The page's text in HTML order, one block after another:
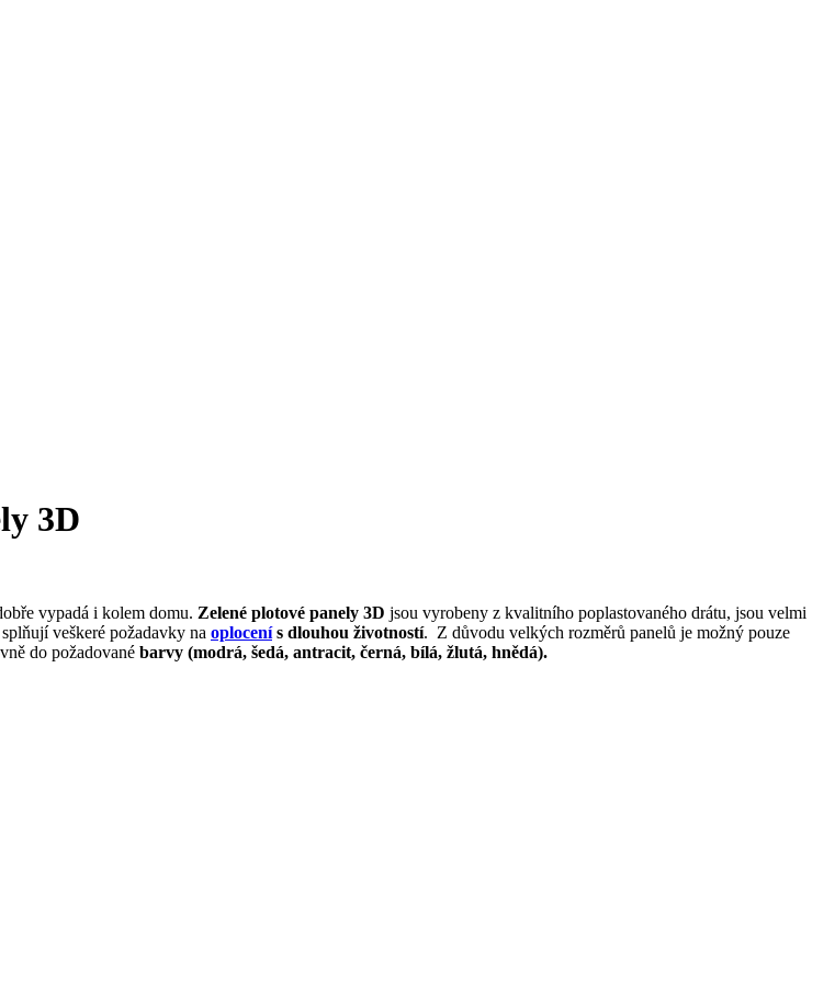
3D
vypadá i kolem domu. Zelené plotové panely 3D jsou vyrobeny z kvalitního poplastovaného drátu, jsou velmi
veškeré požadavky na oplocenís dlouhou životností. Z důvodu velkých rozměrů panelů je možný pouze
do požadované barvy (modrá, šedá, antracit, černá, bílá, žlutá, hnědá).